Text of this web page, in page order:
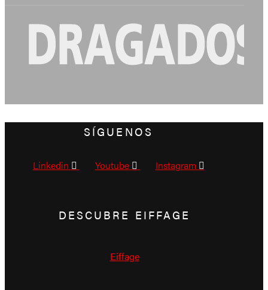
SÍGUENOS
Linkedin Youtube Instagram
DESCUBRE EIFFAGE
Eiffage